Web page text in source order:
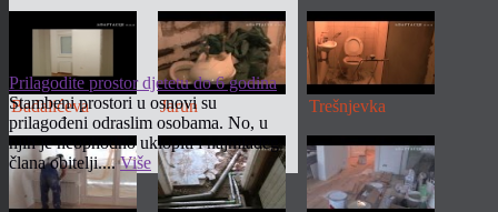
Prilagodite prostor djetetu do 6 godina
Stambeni prostori u osnovi su
prilagođeni odraslim osobama. No, u
njih je neophodno uklopiti i najmlađeg
člana obitelji....Više
Badalićeva Jarun Trešnjevka